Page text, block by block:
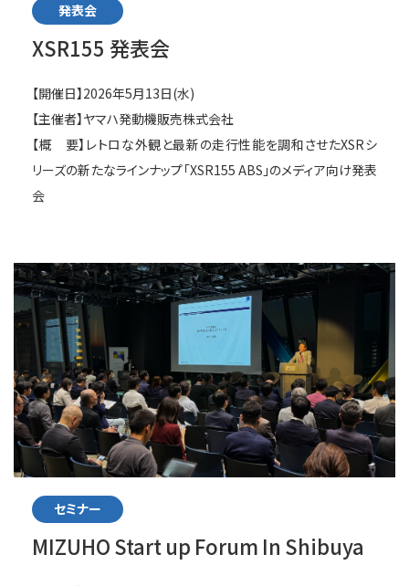
発表会
XSR155 発表会
【開催日】2026年5月13日(水)
【主催者】ヤマハ発動機販売株式会社
【概 要】 レトロな外観と最新の走行性能を調和させたXSRシ
リーズの新たなラインナップ「XSR155 ABS」のメディア向け発表
会
セミナー
MIZUHO Start up Forum In Shibuya